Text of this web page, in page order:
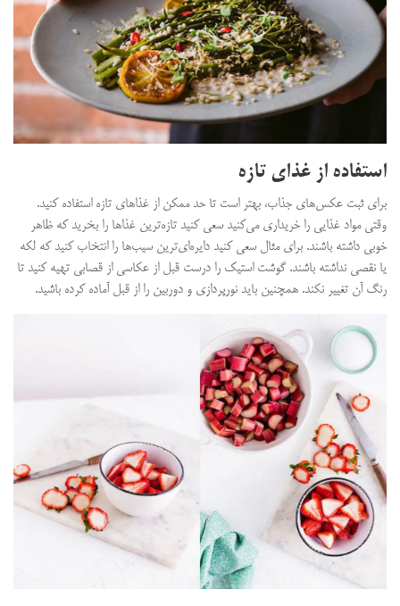
استفاده از غذای تازه
برای ثبت عکس‌های جذاب، بهتر است تا حد ممکن از غذاهای تازه استفاده کنید.
وقتی مواد غذایی را خریداری می‌کنید سعی کنید تازه‌ترین غذاها را بخرید که ظاهر
خوبی داشته باشند. برای مثال سعی کنید دایره‌ای‌ترین سیب‌ها را انتخاب کنید که لکه
یا نقصی نداشته باشند. گوشت استیک را درست قبل از عکاسی از قصابی تهیه کنید تا
رنگ آن تغییر نکند. همچنین باید نورپردازی و دوربین را از قبل آماده کرده باشید.